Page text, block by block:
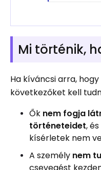
Mi történik,
Ha kíváncsi arra,
következőket kell
Ők nem fogja
történeteidet,
kísérletek nem
A személy nem
csevegést